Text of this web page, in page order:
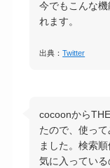
今でもこんな
れます。
出典：Twitter
cocoonから
たので、使っ
ました。検索
気に入ってい